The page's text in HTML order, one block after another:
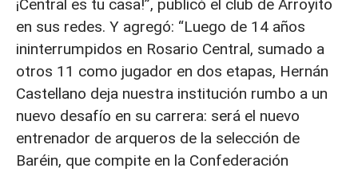
¡Central es tu casa!”, publicó el club de Arroyito
en sus redes. Y agregó: “Luego de 14 años
ininterrumpidos en Rosario Central, sumado a
otros 11 como jugador en dos etapas, Hernán
Castellano deja nuestra institución rumbo a un
nuevo desafío en su carrera: será el nuevo
entrenador de arqueros de la selección de
Baréin, que compite en la Confederación